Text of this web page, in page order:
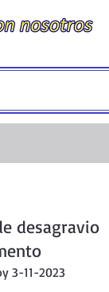
desagravio
3-11-2023